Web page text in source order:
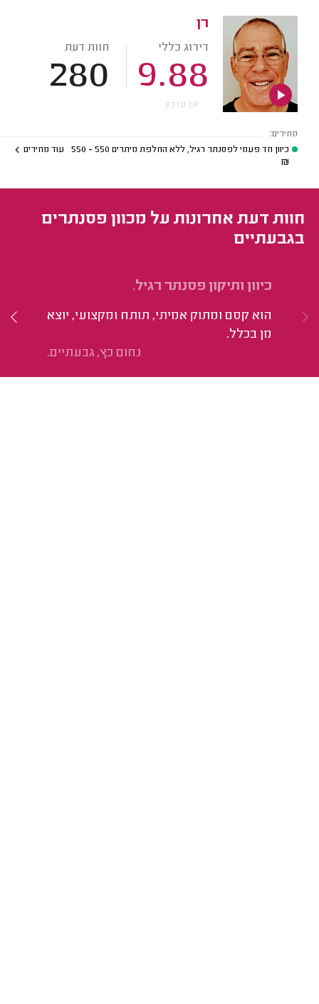
רן
דירוג כללי
9.88
חוות דעת
280
אין עדכון
מחירים:
כיוון חד פעמי לפסנתר רגיל, ללא החלפת מיתרים 550 - 550
₪
עוד מחירים
חוות דעת אחרונות על מכוון פסנתרים
בגבעתיים
כיוון ותיקון פסנתר רגיל.
הוא קסם ומתוק אמיתי, תותח ומקצועי, יוצא
מן בכלל.
נחום כץ, גבעתיים.